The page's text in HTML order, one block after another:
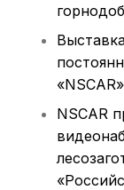
«NSCAR»
NSCAR